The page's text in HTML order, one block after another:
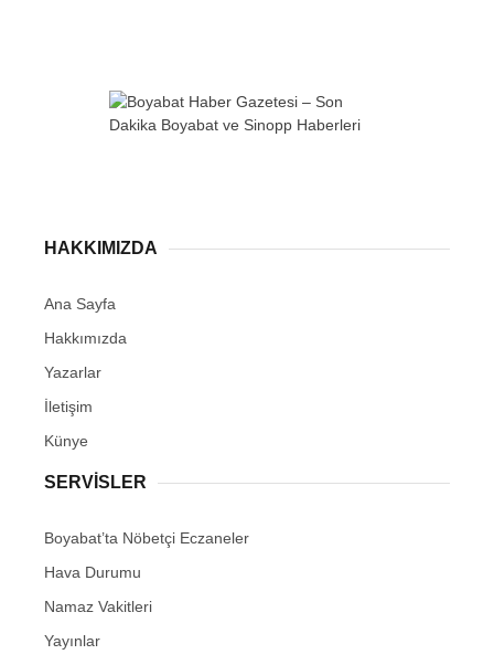
HAKKIMIZDA
Ana Sayfa
Hakkımızda
Yazarlar
İletişim
Künye
SERVISLER
Boyabat’ta Nöbetçi Eczaneler
Hava Durumu
Namaz Vakitleri
Yayınlar